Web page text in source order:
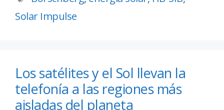
Solar Impulse
Los satélites y el Sol llevan la
telefonía a las regiones más
aisladas del planeta